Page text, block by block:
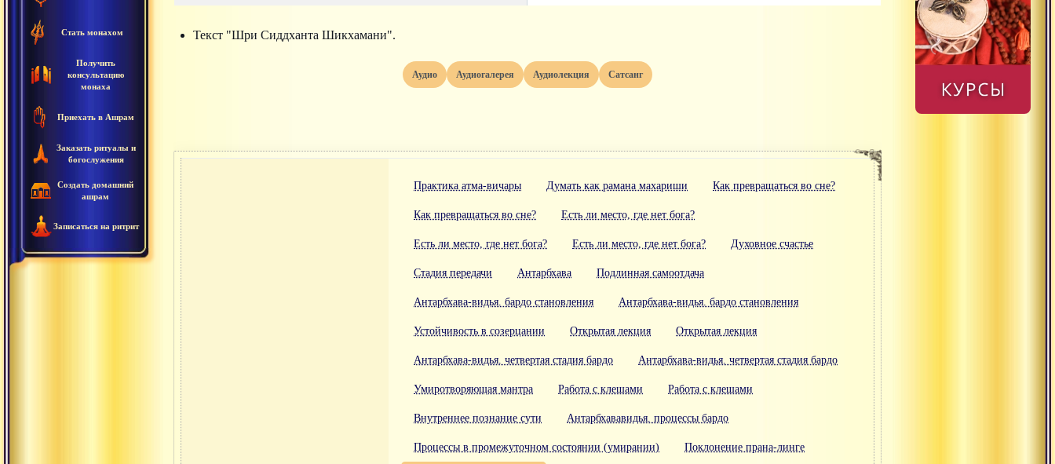
Стать монахом
Получить
консультацию
монаха
Приехать в Ашрам
Заказать ритуалы и
богослужения
Создать домашний
ашрам
Записаться на ритрит
Текст "Шри Сиддханта Шикхамани".
Аудио Аудиогалерея Аудиолекция Сатсанг
Практика атма-вичары Думать как рамана махариши Как превращаться во сне?
Как превращаться во сне? Есть ли место, где нет бога?
Есть ли место, где нет бога? Есть ли место, где нет бога? Духовное счастье
Стадия передачи Антарбхава Подлинная самоотдача
Антарбхава-видья. бардо становления Антарбхава-видья. бардо становления
Устойчивость в созерцании Открытая лекция Открытая лекция
Антарбхава-видья. четвертая стадия бардо Антарбхава-видья. четвертая стадия бардо
Умиротворяющая мантра Работа с клешами Работа с клешами
Внутреннее познание сути Антарбхававидья. процессы бардо
Процессы в промежуточном состоянии (умирании) Поклонение прана-линге